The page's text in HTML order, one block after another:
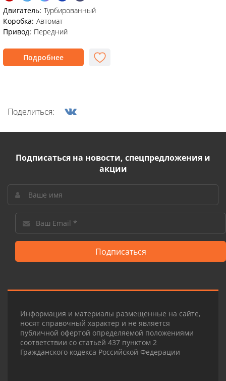
Двигатель: Турбированный
Коробка: Автомат
Привод: Передний
Подробнее
Поделиться:
Подписаться на новости, спецпредложения и
акции
Подписаться
Информация и материалы размещенные на сайте,
носят справочный характер и не является
публичной офертой определяемой положениями
соответствии со статьей 437 пунктом 2
Гражданского кодекса Российской Федерации